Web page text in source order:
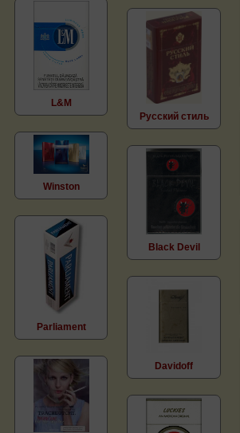
L&M
Winston
Parliament
Русский стиль
Black Devil
Davidoff